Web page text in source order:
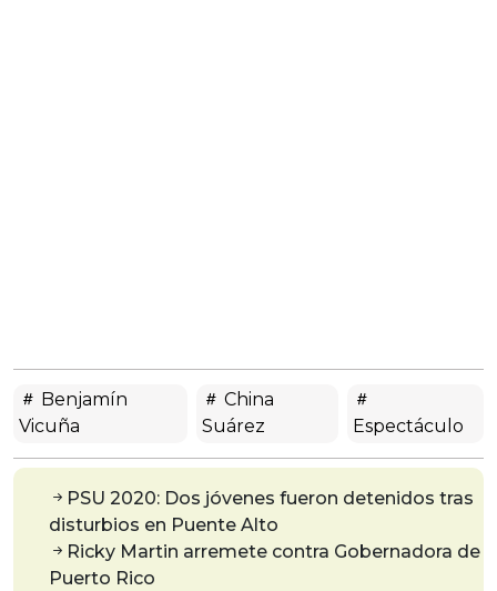
Benjamín
Vicuña
China
Suárez
Espectáculo
PSU 2020: Dos jóvenes fueron detenidos tras
disturbios en Puente Alto
Ricky Martin arremete contra Gobernadora de
Puerto Rico